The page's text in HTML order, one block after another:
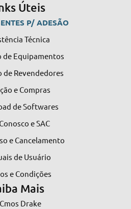
Úteis
P/ ADESÃO
Técnica
de Equipamentos
de Revendedores
e Compras
de Softwares
e SAC
e Cancelamento
de Usuário
e Condições
Mais
Drake